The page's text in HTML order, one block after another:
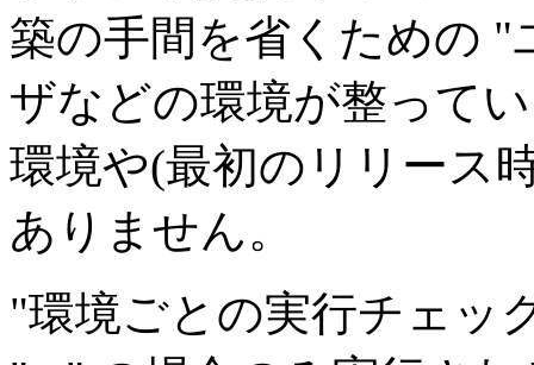
築の手間を省くための "
ザなどの環境が整って
環境や(最初のリリース
ありません。
"環境ごとの実行チェッ